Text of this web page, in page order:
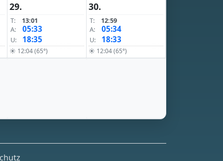
29.
T:
13:01
A:
05:33
U: 18:35
☀ 12:04 (65°)
30.
T:
12:59
A:
05:34
U: 18:33
☀ 12:04 (65°)